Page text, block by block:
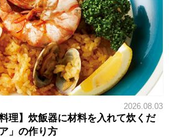
2026.08.03
理】炊飯器に材料を入れて炊くだ
」の作り方